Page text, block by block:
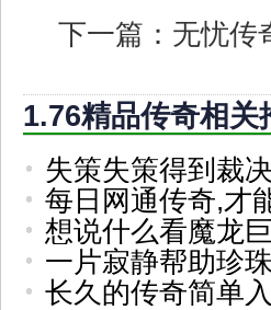
下一篇： 无忧传
1.76精品传奇相关
失策失策得到裁
每日网通传奇,才
想说什么看魔龙
一片寂静帮助珍
长久的传奇简单